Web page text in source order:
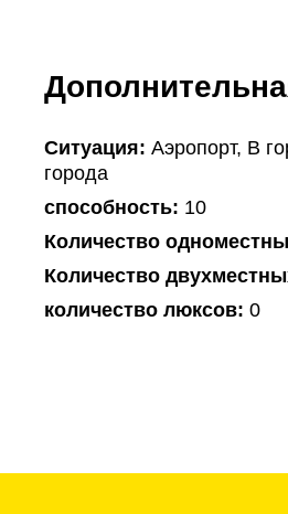
Ситуация: Аэропорт, В
города
способность: 10
Количество
Количество
количество люксов: 0